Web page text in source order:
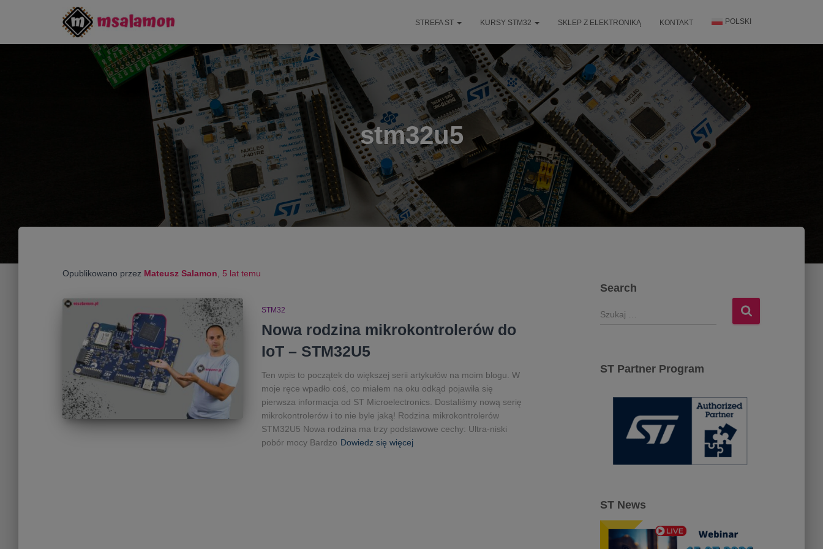
STREFA ST KURSY STM32 SKLEP Z ELEKTRONIKĄ KONTAKT POLSKI
stm32u5
Opublikowano przez Mateusz Salamon 5 lat temu
STM32
Nowa rodzina mikrokontrolerów do
IoT – STM32U5
Ten wpis to początek do większej serii artykułów na moim blogu. W
moje ręce wpadło coś, co miałem na oku odkąd pojawiła się
pierwsza informacja od ST Microelectronics. Dostaliśmy nową serię
mikrokontrolerów i to nie byle jaką! Rodzina mikrokontrolerów
STM32U5 Nowa rodzina ma trzy podstawowe cechy: Ultra-niski
pobór mocy Bardzo Dowiedz się więcej
Search
S
a
ST Partner Program
ST News